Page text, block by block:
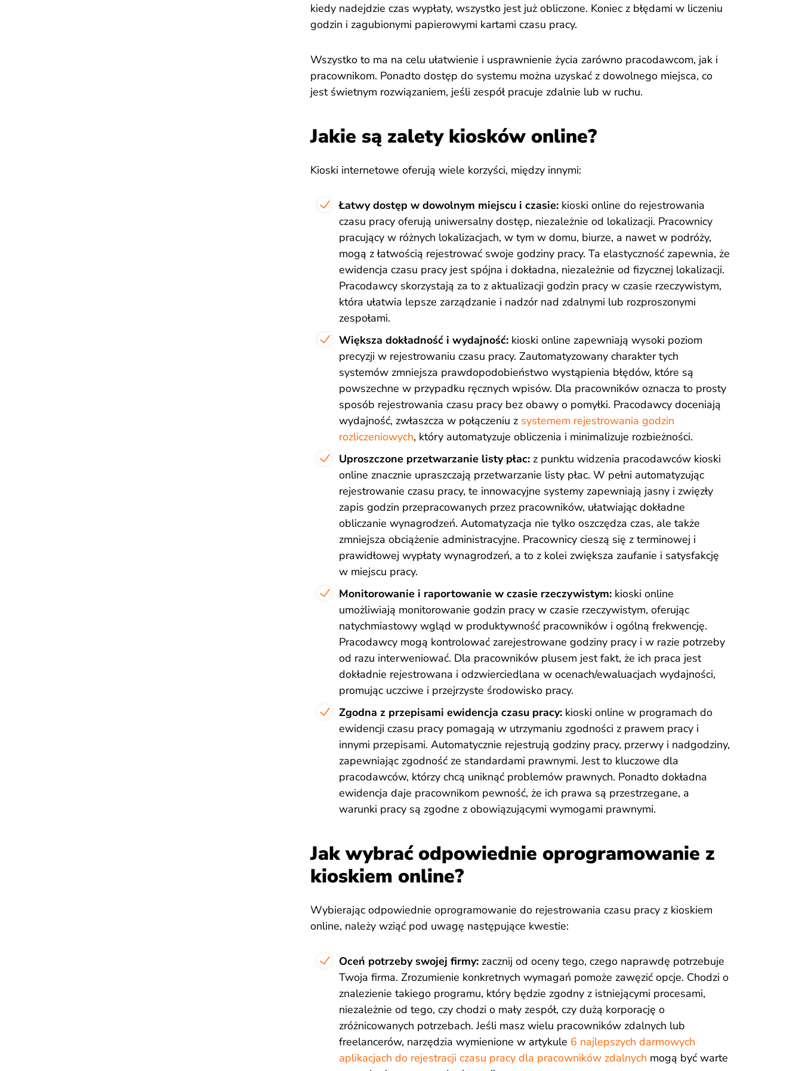
kiedy nadejdzie czas wypłaty, wszystko jest już obliczone. Koniec z błędami w liczeniu
godzin i zagubionymi papierowymi kartami czasu pracy.
Wszystko to ma na celu ułatwienie i usprawnienie życia zarówno pracodawcom, jak i
pracownikom. Ponadto dostęp do systemu można uzyskać z dowolnego miejsca, co
jest świetnym rozwiązaniem, jeśli zespół pracuje zdalnie lub w ruchu.
Jakie są zalety kiosków online?
Kioski internetowe oferują wiele korzyści, między innymi:
Łatwy dostęp w dowolnym miejscu i czasie:kioski online do rejestrowania
czasu pracy oferują uniwersalny dostęp, niezależnie od lokalizacji. Pracownicy
pracujący w różnych lokalizacjach, w tym w domu, biurze, a nawet w podróży,
mogą z łatwością rejestrować swoje godziny pracy. Ta elastyczność zapewnia, że
ewidencja czasu pracy jest spójna i dokładna, niezależnie od fizycznej lokalizacji.
Pracodawcy skorzystają za to z aktualizacji godzin pracy w czasie rzeczywistym,
która ułatwia lepsze zarządzanie i nadzór nad zdalnymi lub rozproszonymi
zespołami.
Większa dokładność i wydajność:kioski online zapewniają wysoki poziom
precyzji w rejestrowaniu czasu pracy. Zautomatyzowany charakter tych
systemów zmniejsza prawdopodobieństwo wystąpienia błędów, które są
powszechne w przypadku ręcznych wpisów. Dla pracowników oznacza to prosty
sposób rejestrowania czasu pracy bez obawy o pomyłki. Pracodawcy doceniają
wydajność, zwłaszcza w połączeniu z systemem rejestrowania godzin
rozliczeniowych, który automatyzuje obliczenia i minimalizuje rozbieżności.
Uproszczone przetwarzanie listy płac:z punktu widzenia pracodawców kioski
online znacznie upraszczają przetwarzanie listy płac. W pełni automatyzując
rejestrowanie czasu pracy, te innowacyjne systemy zapewniają jasny i zwięzły
zapis godzin przepracowanych przez pracowników, ułatwiając dokładne
obliczanie wynagrodzeń. Automatyzacja nie tylko oszczędza czas, ale także
zmniejsza obciążenie administracyjne. Pracownicy cieszą się z terminowej i
prawidłowej wypłaty wynagrodzeń, a to z kolei zwiększa zaufanie i satysfakcję
w miejscu pracy.
Monitorowanie i raportowanie w czasie rzeczywistym:kioski online
umożliwiają monitorowanie godzin pracy w czasie rzeczywistym, oferując
natychmiastowy wgląd w produktywność pracowników i ogólną frekwencję.
Pracodawcy mogą kontrolować zarejestrowane godziny pracy i w razie potrzeby
od razu interweniować. Dla pracowników plusem jest fakt, że ich praca jest
dokładnie rejestrowana i odzwierciedlana w ocenach/ewaluacjach wydajności,
promując uczciwe i przejrzyste środowisko pracy.
Zgodna z przepisami ewidencja czasu pracy:kioski online w programach do
ewidencji czasu pracy pomagają w utrzymaniu zgodności z prawem pracy i
innymi przepisami. Automatycznie rejestrują godziny pracy, przerwy i nadgodziny,
zapewniając zgodność ze standardami prawnymi. Jest to kluczowe dla
pracodawców, którzy chcą uniknąć problemów prawnych. Ponadto dokładna
ewidencja daje pracownikom pewność, że ich prawa są przestrzegane, a
warunki pracy są zgodne z obowiązującymi wymogami prawnymi.
Jak wybrać odpowiednie oprogramowanie z
kioskiem online?
Wybierając odpowiednie oprogramowanie do rejestrowania czasu pracy z kioskiem
online, należy wziąć pod uwagę następujące kwestie:
Oceń potrzeby swojej firmy:zacznij od oceny tego, czego naprawdę potrzebuje
Twoja firma. Zrozumienie konkretnych wymagań pomoże zawęzić opcje. Chodzi o
znalezienie takiego programu, który będzie zgodny z istniejącymi procesami,
niezależnie od tego, czy chodzi o mały zespół, czy dużą korporację o
zróżnicowanych potrzebach. Jeśli masz wielu pracowników zdalnych lub
freelancerów, narzędzia wymienione w artykule 6 najlepszych darmowych
aplikacjach do rejestracji czasu pracy dla pracowników zdalnych mogą być warte